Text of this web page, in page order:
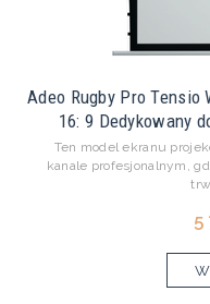
Adeo Rugby Pro Tensio
16: 9 Dedykowany
Ten model ekranu
kanale profesjonalnym,
5